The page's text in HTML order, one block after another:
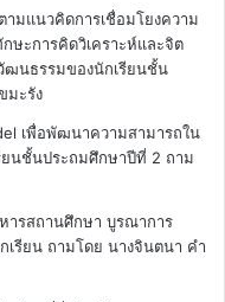
มแนวคิดการเชื่อมโยงความ
ษะการคิดวิเคราะห์และจิต
ฒนธรรมของนักเรียนชั้น
มะรัง
เพื่อพัฒนาความสามารถใน
นชั้นประถมศึกษาปีที่ 2 ถาม
ารสถานศึกษา บูรณาการ
เรียน ถามโดย นางจินตนา คำ